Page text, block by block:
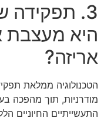
3. תפקידה
היא מעצבת
אריזה?
הטכנולוגיה ממלאת
מודרניות, תוך מהפכה
התעשייתיים החיוניים